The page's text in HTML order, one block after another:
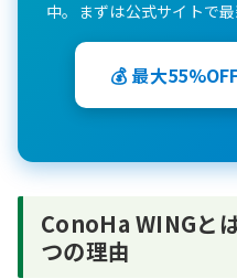
中。まずは公式サイトで
💰 最大
ConoHa WINGと
つの理由